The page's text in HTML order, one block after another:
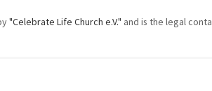
"Celebrate Life Church e.V." and is the legal